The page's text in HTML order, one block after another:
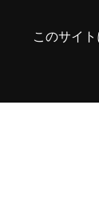
このサイ